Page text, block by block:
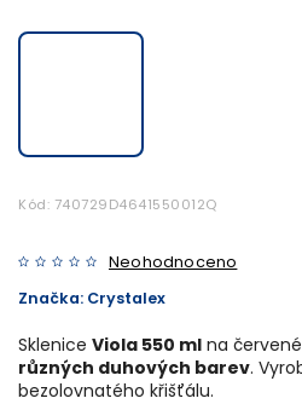
Kód: 740729D4641550012Q
Neohodnoceno
Značka: Crystalex
Sklenice Viola 550 ml na
různých duhových barev.
bezolovnatého křišťálu.